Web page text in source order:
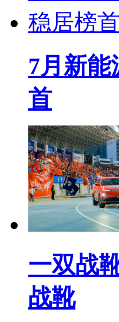
7月新能
首
一双战
战靴